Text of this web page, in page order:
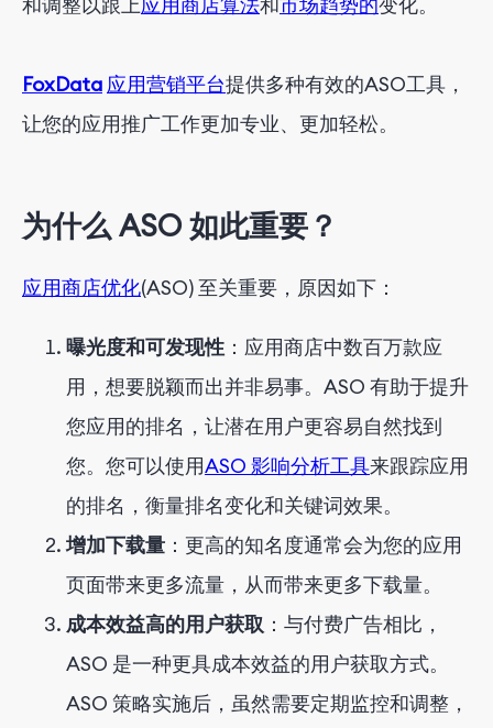
FoxData 应用营销平台提供多种有效的ASO工具，
让您的应用推广工作更加专业、更加轻松。
为什么 ASO 如此重要？
应用商店优化(ASO) 至关重要，原因如下：
曝光度和可发现性 ：应用商店中数百万款应
用，想要脱颖而出并非易事。ASO 有助于提升
您应用的排名，让潜在用户更容易自然找到
您。您可以使用ASO 影响分析工具来跟踪应用
的排名，衡量排名变化和关键词效果。
增加下载量 ：更高的知名度通常会为您的应用
页面带来更多流量，从而带来更多下载量。
成本效益高的用户获取 ：与付费广告相比，
ASO 是一种更具成本效益的用户获取方式。
ASO 策略实施后，虽然需要定期监控和调整，